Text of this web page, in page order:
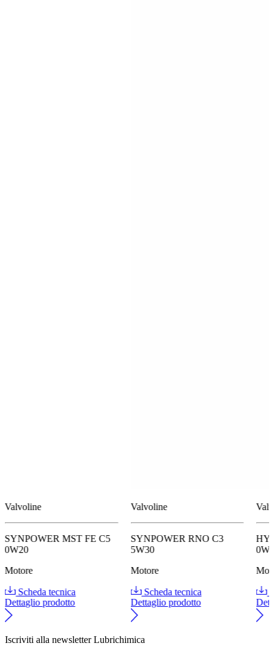
Valvoline
SYNPOWER MST FE C5
0W20
Motore
Scheda tecnica
Dettaglio prodotto
Valvoline
SYNPOWER RNO C3
5W30
Motore
Scheda tecnica
Dettaglio prodotto
Iscriviti alla newsletter Lubrichimica